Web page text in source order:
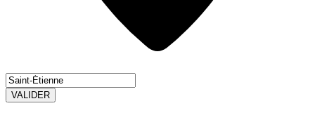
VALIDER